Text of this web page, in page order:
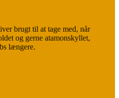
brugt til at tage med, når
og gerne atamonskyllet,
længere.